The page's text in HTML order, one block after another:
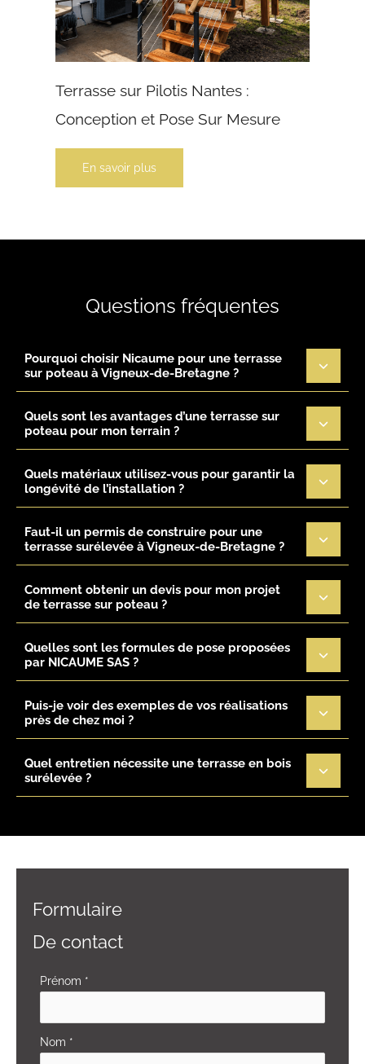
Terrasse sur Pilotis Nantes :
Conception et Pose Sur Mesure
En savoir plus
Questions fréquentes
Pourquoi choisir Nicaume pour une terrasse
sur poteau à Vigneux-de-Bretagne ?
Quels sont les avantages d’une terrasse sur
poteau pour mon terrain ?
Quels matériaux utilisez-vous pour garantir la
longévité de l’installation ?
Faut-il un permis de construire pour une
terrasse surélevée à Vigneux-de-Bretagne ?
Comment obtenir un devis pour mon projet
de terrasse sur poteau ?
Quelles sont les formules de pose proposées
par NICAUME SAS ?
Puis-je voir des exemples de vos réalisations
près de chez moi ?
Quel entretien nécessite une terrasse en bois
surélevée ?
Formulaire
De contact
Formulaire
avec
téléphone
Prénom *
Nom *